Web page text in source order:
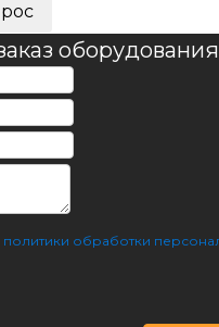
оборудования
политики обработки